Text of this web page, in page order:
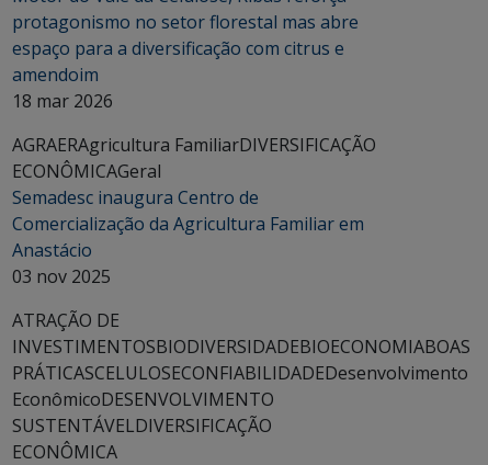
protagonismo no setor florestal mas abre
espaço para a diversificação com citrus e
amendoim
18 mar 2026
AGRAERAgricultura FamiliarDIVERSIFICAÇÃO
ECONÔMICAGeral
Semadesc inaugura Centro de
Comercialização da Agricultura Familiar em
Anastácio
03 nov 2025
ATRAÇÃO DE
INVESTIMENTOSBIODIVERSIDADEBIOECONOMIABOAS
PRÁTICASCELULOSECONFIABILIDADEDesenvolvimento
EconômicoDESENVOLVIMENTO
SUSTENTÁVELDIVERSIFICAÇÃO
ECONÔMICA